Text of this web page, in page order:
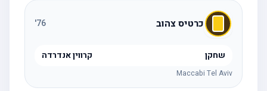
כרטיס צהוב 76
'
שחקן קרווין אנדרדה
Maccabi Tel Aviv